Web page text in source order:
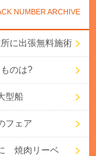
NUMBER ARCHIVE
に出張無料施術
のは?
型船
フェア
焼肉リーベ